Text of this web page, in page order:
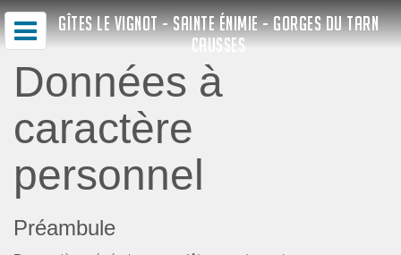
GÎTES LE VIGNOT - SAINTE ÉNIMIE - GORGES DU TARN
CAUSSES
Données à
caractère
personnel
Préambule